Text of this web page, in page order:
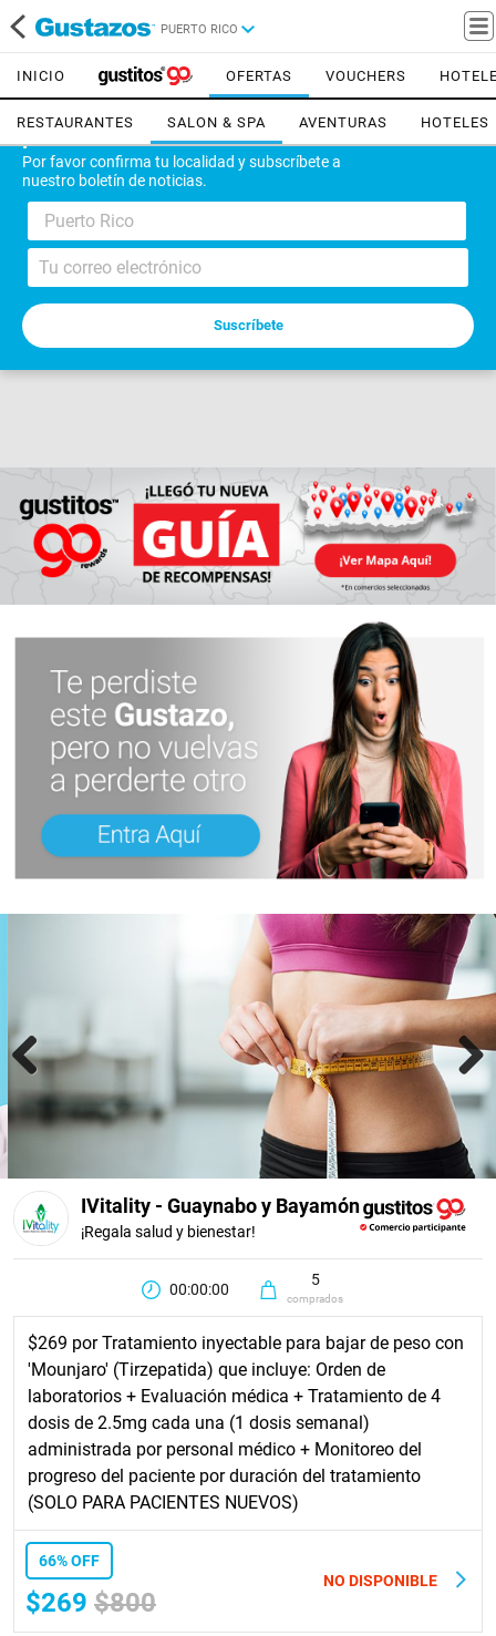
PUERTO RICO
Por favor confirma tu localidad y subscríbete a
nuestro boletín de noticias.
Puerto Rico
INICIO OFERTAS VOUCHERS
RESTAURANTES SALON & SPA AVENTURAS HOTELES
Previous Next
IVitality - Guaynabo y Bayamón
¡Regala salud y bienestar!
00:00:00
5
comprados
$269 por Tratamiento inyectable para bajar de peso con
'Mounjaro' (Tirzepatida) que incluye: Orden de
laboratorios + Evaluación médica + Tratamiento de 4
dosis de 2.5mg cada una (1 dosis semanal)
administrada por personal médico + Monitoreo del
progreso del paciente por duración del tratamiento
(SOLO PARA PACIENTES NUEVOS)
66% OFF
$269 $800
NO DISPONIBLE